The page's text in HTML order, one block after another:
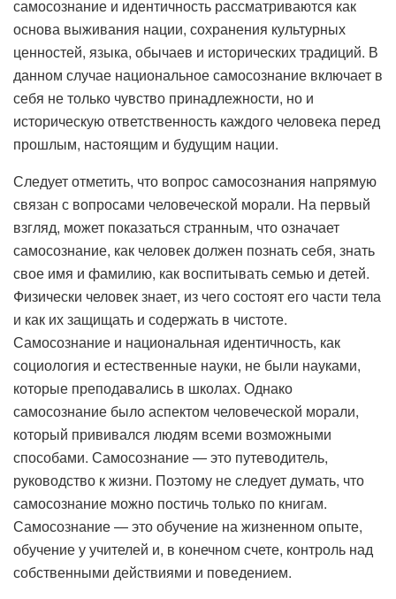
самосознание и идентичность рассматриваются как
основа выживания нации, сохранения культурных
ценностей, языка, обычаев и исторических традиций. В
данном случае национальное самосознание включает в
себя не только чувство принадлежности, но и
историческую ответственность каждого человека перед
прошлым, настоящим и будущим нации.
Следует отметить, что вопрос самосознания напрямую
связан с вопросами человеческой морали. На первый
взгляд, может показаться странным, что означает
самосознание, как человек должен познать себя, знать
свое имя и фамилию, как воспитывать семью и детей.
Физически человек знает, из чего состоят его части тела
и как их защищать и содержать в чистоте.
Самосознание и национальная идентичность, как
социология и естественные науки, не были науками,
которые преподавались в школах. Однако
самосознание было аспектом человеческой морали,
который прививался людям всеми возможными
способами. Самосознание — это путеводитель,
руководство к жизни. Поэтому не следует думать, что
самосознание можно постичь только по книгам.
Самосознание — это обучение на жизненном опыте,
обучение у учителей и, в конечном счете, контроль над
собственными действиями и поведением.